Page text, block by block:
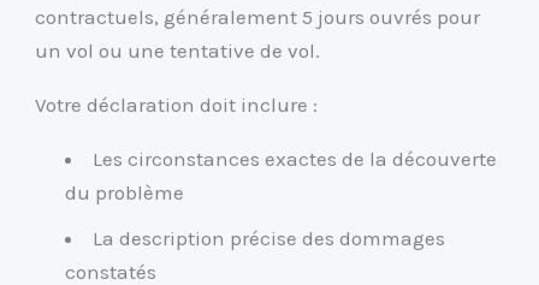
contractuels, généralement 5 jours ouvrés pour
un vol ou une tentative de vol.
Votre déclaration doit inclure :
Les circonstances exactes de la découverte
du problème
La description précise des dommages
constatés